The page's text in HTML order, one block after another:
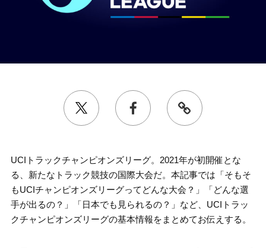
UCIトラックチャンピオンズリーグ。2021年が初開催とな
る、新たなトラック競技の国際大会だ。本記事では「そもそ
もUCIチャンピオンズリーグってどんな大会？」「どんな選
手が出るの？」「日本でも見られるの？」など、UCIトラッ
クチャンピオンズリーグの基本情報をまとめてお伝えする。